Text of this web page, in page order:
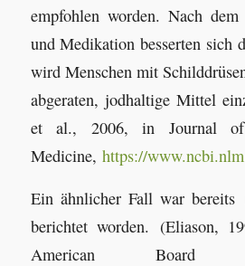
empfohlen worden. Nach dem
und Medikation besserten sich
wird Menschen mit
abgeraten, jodhaltige Mittel
et al., 2006, in Journal of
Medicine, https://
Ein ähnlicher Fall war bereits
berichtet worden. (Eliason,
American